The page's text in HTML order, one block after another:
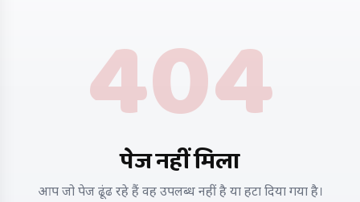
404
पेज नहीं मिला
आप जो पेज ढूंढ रहे हैं वह उपलब्ध नहीं है या हटा दिया गया है।